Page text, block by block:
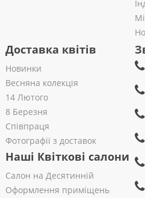
Доставка квітів
Новинки
Весняна колекція
14 Лютого
8 Березня
Співпраця
Фотографії з доставок
Наші Квіткові салони
Салон на Десятинній
Оформлення приміщень